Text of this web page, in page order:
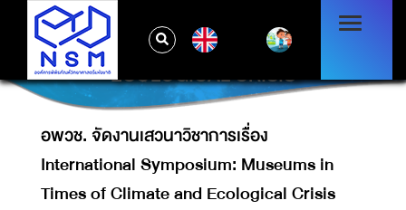
อพวช. จัดงานเสวนาวิชาการเรื่อง
INTERNATIONAL SYMPOSIUM: ​
MUSEUMS IN TIMES OF CLIMATE AND
ECOLOGICAL CRISIS​
อพวช. จัดงานเสวนาวิชาการเรื่อง
International Symposium: ​Museums in
Times of Climate and Ecological Crisis​